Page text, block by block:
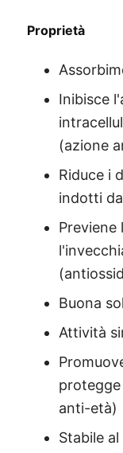
Proprietà
Inibisce
(azione
Riduce i
indotti
Previene
Buona
Attività
anti-età)
Stabile